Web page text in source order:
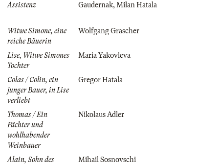
Assistenz
Gaudernak, Milan Hatala
Witwe Simone, eine
reiche Bäuerin
Wolfgang Grascher
Lise, Witwe Simones
Tochter
Maria Yakovleva
Colas / Colin, ein
junger Bauer, in Lise
verliebt
Gregor Hatala
Thomas / Ein
Pächter und
wohlhabender
Weinbauer
Nikolaus Adler
Alain, Sohn des
Mihail Sosnovschi